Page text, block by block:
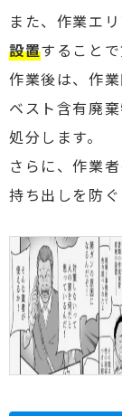
また、作業エ
設置すること
作業後は、作
ベスト含有廃
処分します。
さらに、作業
持ち出しを防